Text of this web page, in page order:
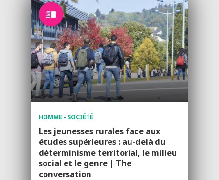
HOMME - SOCIÉTÉ
Les jeunesses rurales face aux
études supérieures : au-delà du
déterminisme territorial, le milieu
social et le genre | The
conversation